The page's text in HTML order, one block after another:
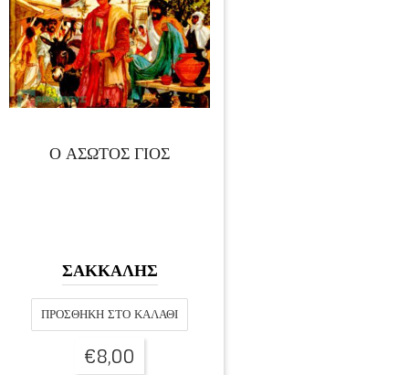
Ο ΑΣΩΤΟΣ ΓΙΟΣ
ΣΑΚΚΑΛΗΣ
ΠΡΟΣΘΉΚΗ ΣΤΟ ΚΑΛΆΘΙ
€8,00